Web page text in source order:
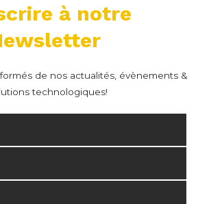
à notre
de nos actualités, évènements &
technologiques!